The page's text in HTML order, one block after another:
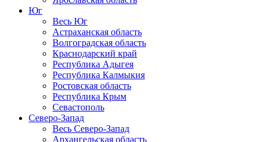
Юг
Весь Юг
Астраханская область
Волгоградская область
Краснодарский край
Республика Адыгея
Республика Калмыкия
Ростовская область
Республика Крым
Севастополь
Северо-Запад
Весь Северо-Запад
Архангельская область